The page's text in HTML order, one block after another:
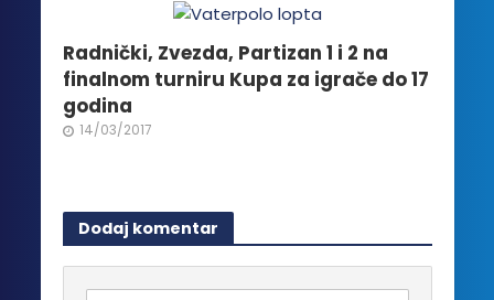
Radnički, Zvezda, Partizan 1 i 2 na
finalnom turniru Kupa za igrače do 17
godina
14/03/2017
Dodaj komentar